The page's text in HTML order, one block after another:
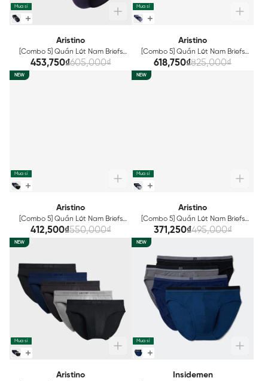
Mua sỉ
Aristino
[Combo 5] Quần Lót Nam Briefs
Aristino ABF003EXP05
453,750₫605,000₫
Mua sỉ
Aristino
[Combo 5] Quần Lót Nam Briefs
Aristino ABF012EXP05
618,750₫825,000₫
NEW
Mua sỉ
Aristino
[Combo 5] Quần Lót Nam Briefs
Bamboo Aristino ABF005EXP05
412,500₫550,000₫
NEW
Mua sỉ
Aristino
[Combo 5] Quần Lót Nam Briefs
Bamboo Aristino ABF011EXP05
371,250₫495,000₫
NEW
Mua sỉ
Aristino
NEW
Mua sỉ
Insidemen